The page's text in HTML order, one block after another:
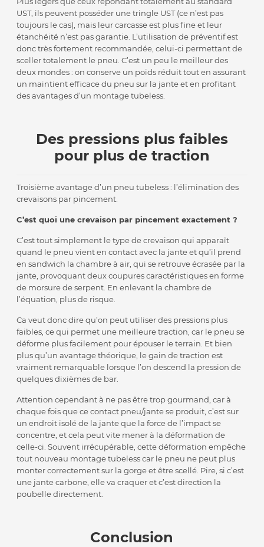
UST, ils peuvent posséder une tringle UST (ce n’est pas
toujours le cas), mais leur carcasse est plus fine et leur
étanchéité n’est pas garantie. L’utilisation de préventif est
donc très fortement recommandée, celui-ci permettant de
sceller totalement le pneu. C’est un peu le meilleur des
deux mondes : on conserve un poids réduit tout en assurant
un maintient efficace du pneu sur la jante et en profitant
des avantages d’un montage tubeless.
Des pressions plus faibles
pour plus de traction
Troisième avantage d’un pneu tubeless : l’élimination des
crevaisons par pincement.
C’est quoi une crevaison par pincement exactement ?
C’est tout simplement le type de crevaison qui apparaît
quand le pneu vient en contact avec la jante et qu’il prend
en sandwich la chambre à air, qui se retrouve écrasée par la
jante, provoquant deux coupures caractéristiques en forme
de morsure de serpent. En enlevant la chambre de
l’équation, plus de risque.
Ca veut donc dire qu’on peut utiliser des pressions plus
faibles, ce qui permet une meilleure traction, car le pneu se
déforme plus facilement pour épouser le terrain. Et bien
plus qu’un avantage théorique, le gain de traction est
vraiment remarquable lorsque l’on descend la pression de
quelques dixièmes de bar.
Attention cependant à ne pas être trop gourmand, car à
chaque fois que ce contact pneu/jante se produit, c’est sur
un endroit isolé de la jante que la force de l’impact se
concentre, et cela peut vite mener à la déformation de
celle-ci. Souvent irrécupérable, cette déformation empêche
tout nouveau montage tubeless car le pneu ne peut plus
monter correctement sur la gorge et être scellé. Pire, si c’est
une jante carbone, elle va craquer et c’est direction la
poubelle directement.
Conclusion